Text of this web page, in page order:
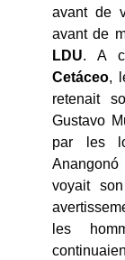
avant de
avant de
LDU. A
Cetáceo,
retenait
Gustavo
par les
voyait
les